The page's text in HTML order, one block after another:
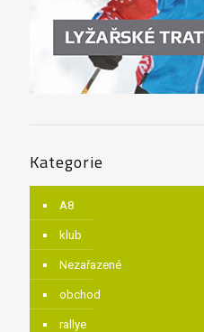
Kategorie
A8
klub
Nezařazené
obchod
rallye